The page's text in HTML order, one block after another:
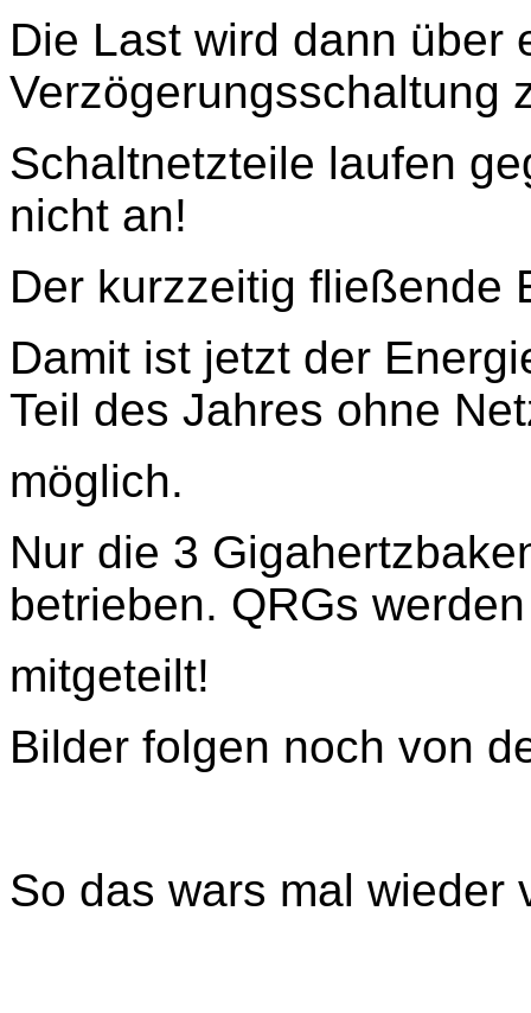
Die Last wird dann über
Verzögerungsschaltung
Schaltnetzteile laufen
nicht an!
Der kurzzeitig fließende
Damit ist jetzt der
Teil des Jahres ohne
möglich.
Nur die 3
betrieben. QRGs
mitgeteilt!
Bilder folgen noch von
So das wars mal wieder